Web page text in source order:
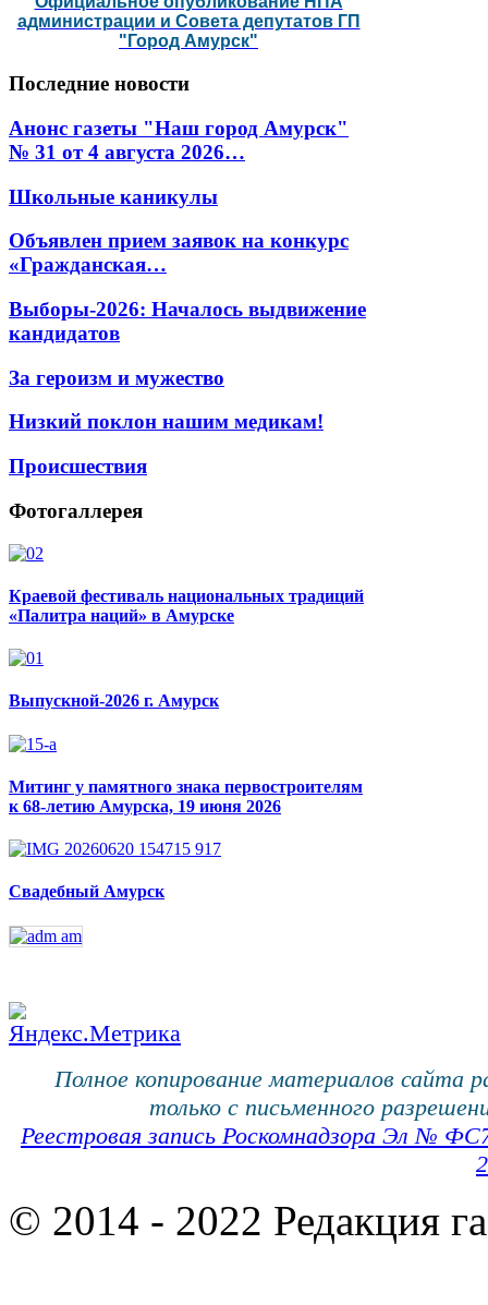
администрации и Совета депутатов ГП
"Город Амурск"
Последние новости
Анонс газеты "Наш город Амурск"
№ 31 от 4 августа 2026…
Школьные каникулы
Объявлен прием заявок на конкурс
«Гражданская…
Выборы-2026: Началось выдвижение
кандидатов
За героизм и мужество
Низкий поклон нашим медикам!
Происшествия
Фотогаллерея
Краевой фестиваль национальных традиций
«Палитра наций» в Амурске
Выпускной-2026 г. Амурск
Митинг у памятного знака первостроителям
к 68-летию Амурска, 19 июня 2026
Свадебный Амурск
Полное копирование материалов сайта
только с письменного
Реестровая запись Роскомнадзора Эл №
© 2014 - 2022 Редакция